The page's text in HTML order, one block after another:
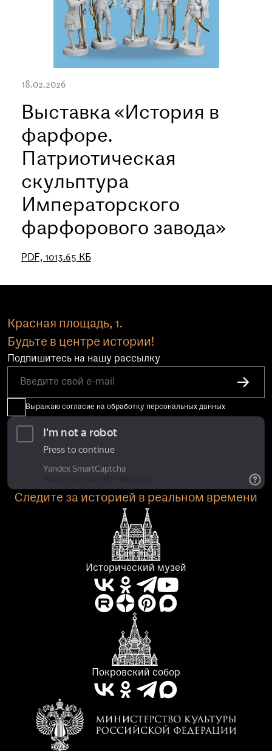
18.02.2026
Выставка «История в
фарфоре.
Патриотическая
скульптура
Императорского
фарфорового завода»
PDF, 1013.65 КБ
Красная площадь, 1.
Будьте в центре истории!
Подпишитесь на нашу рассылку
Выражаю согласие на обработку персональных данных
Следите за историей в реальном времени
Исторический музей
Покровский собор